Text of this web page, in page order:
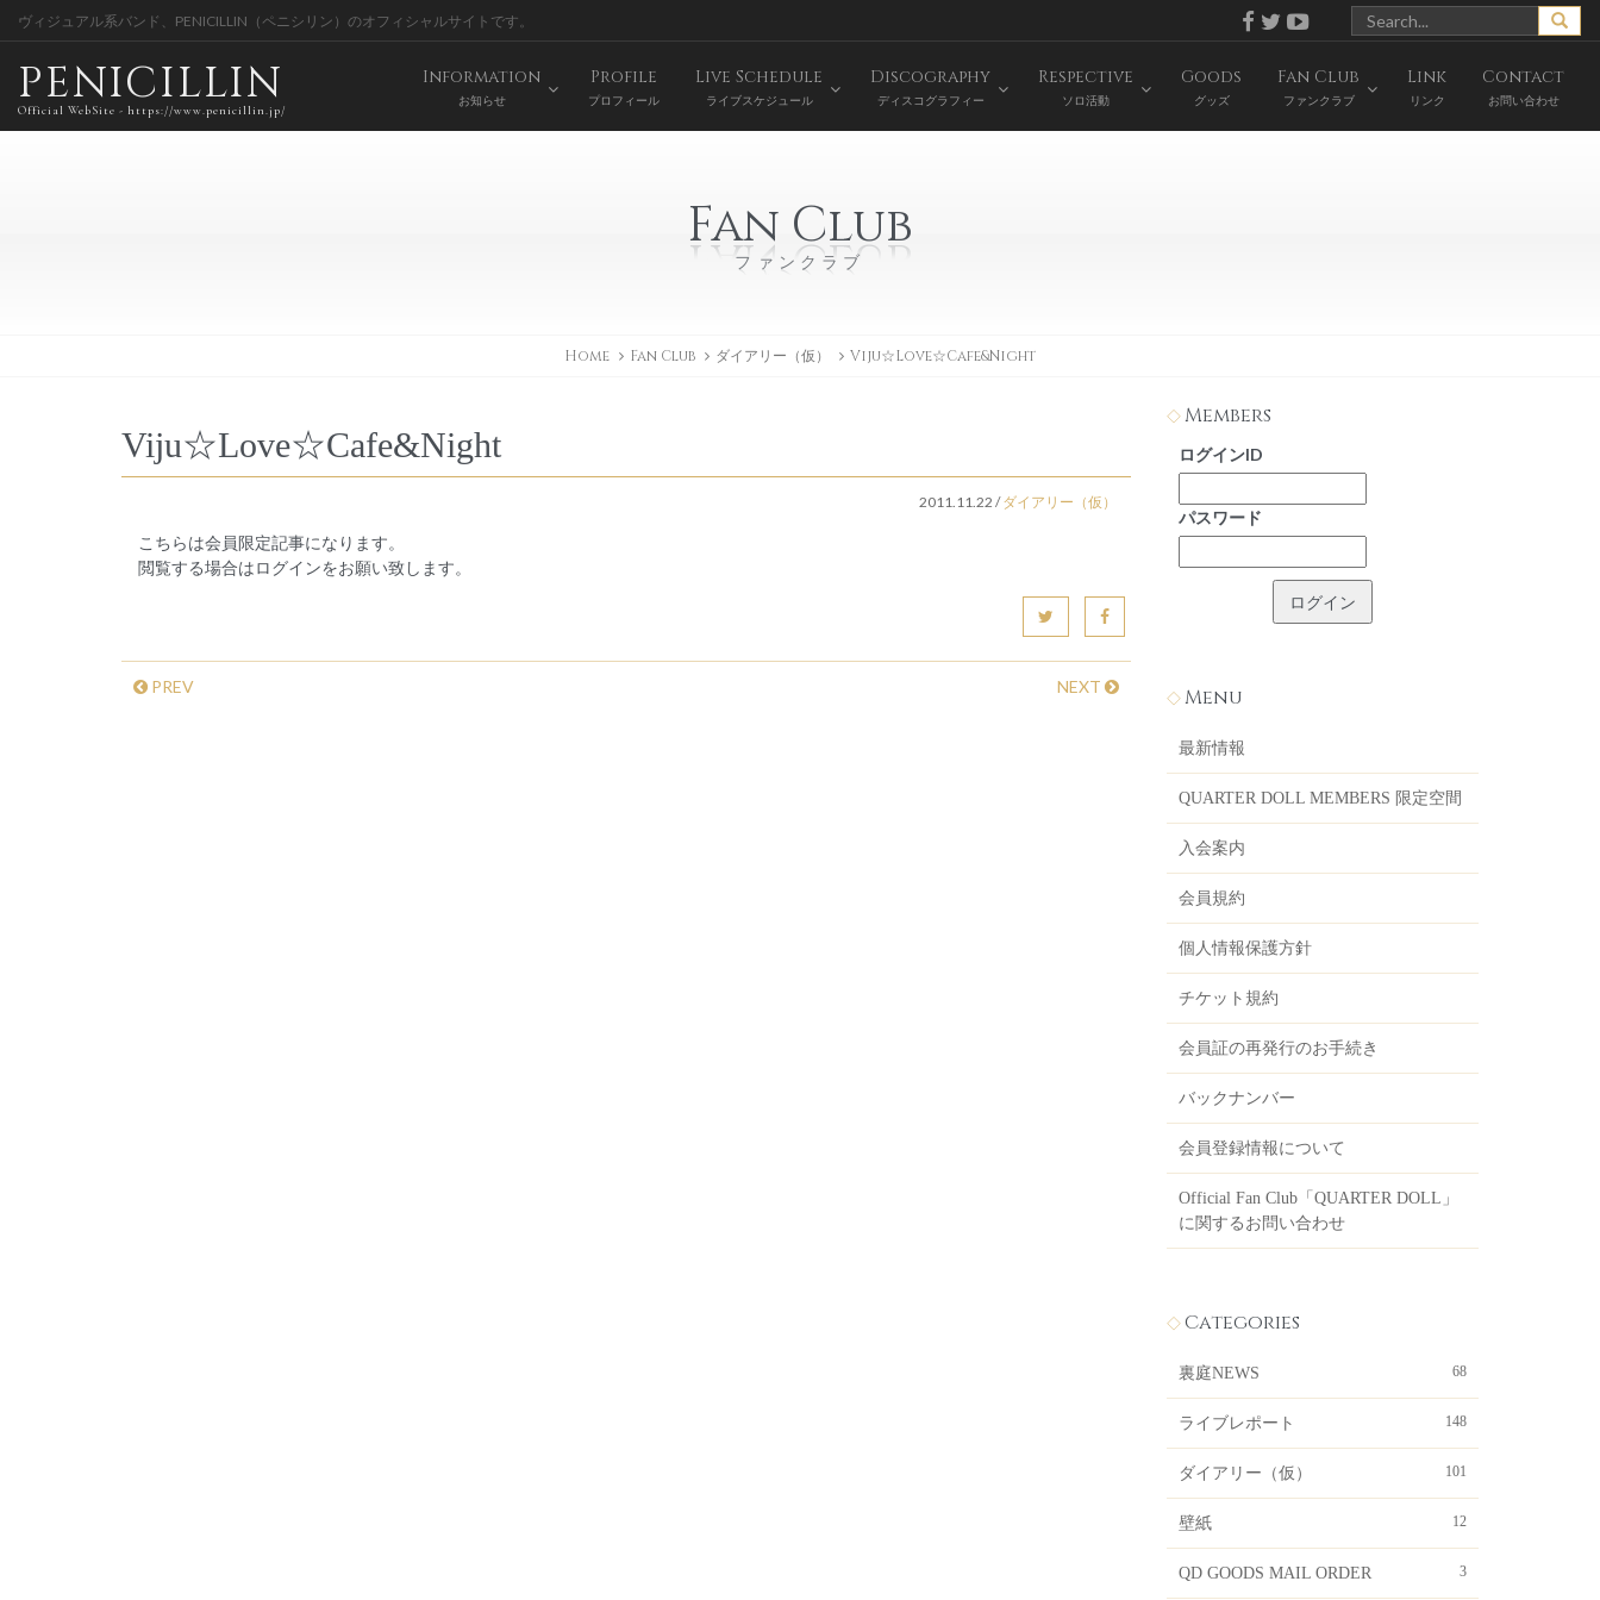
ヴィジュアル系バンド、PENICILLIN（ペニシリン）のオフィシャルサイトです。
PENICILLIN
Official WebSite - https://www.penicillin.jp/
Information
お知らせ
Profile
プロフィール
Live Schedule
ライブスケジュール
Discography
ディスコグラフィー
Respective
ソロ活動
Goods
グッズ
Fan Club
ファンクラブ
Link
リンク
Contact
お問い合わせ
Fan Club
ファンクラブ
Home Fan Club ダイアリー（仮） Viju☆Love☆Cafe&Night
Viju☆Love☆Cafe&Night
2011.11.22 /ダイアリー（仮）
こちらは会員限定記事になります。
閲覧する場合はログインをお願い致します。
PREV NEXT
Members
ログインID
パスワード
Menu
最新情報
QUARTER DOLL MEMBERS 限定空間
入会案内
会員規約
個人情報保護方針
チケット規約
会員証の再発行のお手続き
バックナンバー
会員登録情報について
Official Fan Club「QUARTER DOLL」
に関するお問い合わせ
Categories
裏庭NEWS 68
ライブレポート 148
ダイアリー（仮） 101
壁紙 12
QD GOODS MAIL ORDER 3